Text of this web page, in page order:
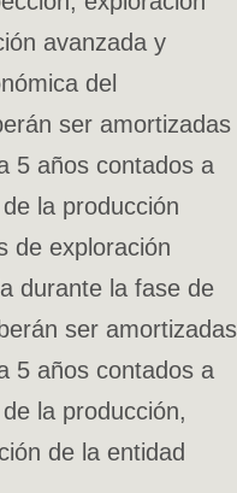
avanzada y
del
ser amortizadas
5 años contados a
la producción
de exploración
durante la fase de
ser amortizadas
5 años contados a
la producción,
de la entidad